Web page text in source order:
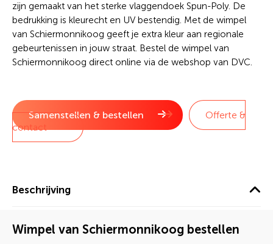
zijn gemaakt van het sterke vlaggendoek Spun-Poly. De
bedrukking is kleurecht en UV bestendig. Met de wimpel
van Schiermonnikoog geeft je extra kleur aan regionale
gebeurtenissen in jouw straat. Bestel de wimpel van
Schiermonnikoog direct online via de webshop van DVC.
Samenstellen & bestellen
Offerte &
contact
Beschrijving
Wimpel van Schiermonnikoog bestellen